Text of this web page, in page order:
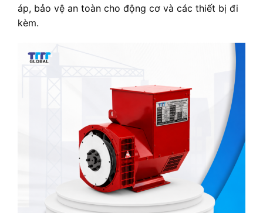
áp, bảo vệ an toàn cho động cơ và các thiết bị đi
kèm.